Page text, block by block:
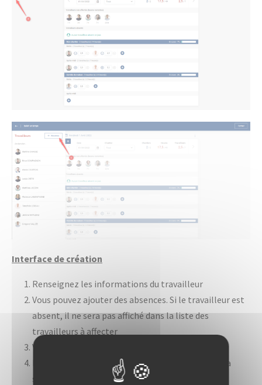
Interface de création
Renseignez les informations du travailleur
Vous pouvez ajouter des absences. Si le travailleur est
absent, il ne sera pas affiché dans la liste des
travailleurs à affecter
Validez pour enregistrer les informations saisies
Fermez la fiche si besoin, attention cela annule la
saisie